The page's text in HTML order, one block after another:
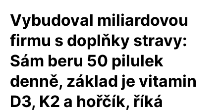
Vybudoval miliardovou
firmu s doplňky stravy:
Sám beru 50 pilulek
denně, základ je vitamin
D3, K2 a hořčík, říká